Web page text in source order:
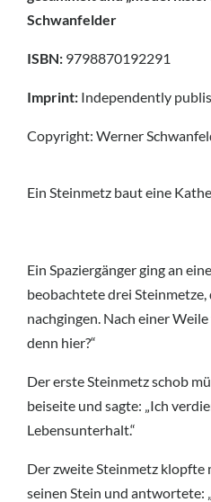
Schwanfelder
ISBN: 9798870192291
Imprint: Independently
Copyright: Werner
Ein Steinmetz baut eine
Ein Spaziergänger ging an
beobachtete drei
nachgingen. Nach einer
denn hier?“
Der erste Steinmetz schob
beiseite und sagte: „Ich
Lebensunterhalt.“
Der zweite Steinmetz
seinen Stein und antwortete: